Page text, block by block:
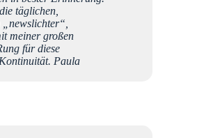
täglichen,
meiner großen
für diese
Paula